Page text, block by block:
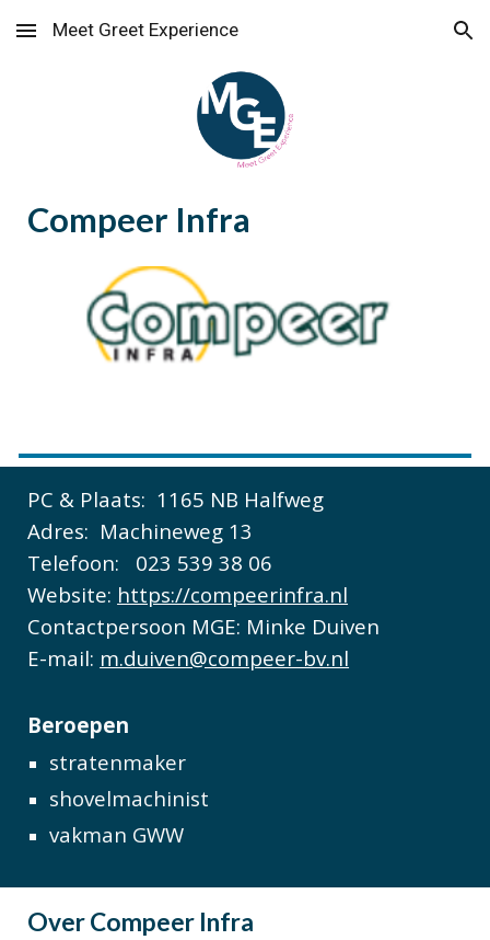
Skip to main content Skip to navigation
Meet Greet Experience
Compeer Infra
PC & Plaats: 1165 NB Halfweg
Adres: Machineweg 13
Telefoon: 023 539 38 06
Website: https://compeerinfra.nl
Contactpersoon MGE: Minke Duiven
E-mail: m.duiven@compeer-bv.nl
Beroepen
stratenmaker
shovelmachinist
vakman GWW
OverCompeer Infra